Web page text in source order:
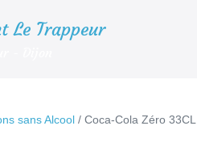
Le Trappeur
sans Alcool / Coca-Cola Zéro 33CL